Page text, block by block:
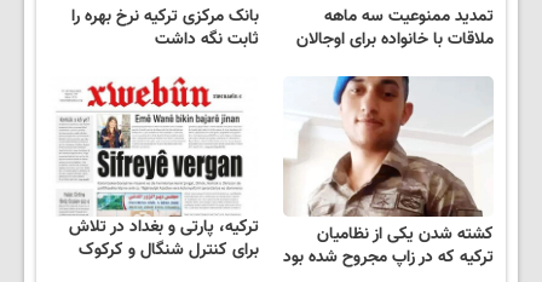
تمدید ممنوعیت سه ماهه
ملاقات با خانواده برای اوجالان
بانک مرکزی ترکیه نرخ بهره را
ثابت نگه داشت
کشته شدن یکی از نظامیان
ترکیه که در زاپ مجروح شده بود
ترکیه، پارتی و بغداد در تلاش
برای کنترل شنگال و کرکوک